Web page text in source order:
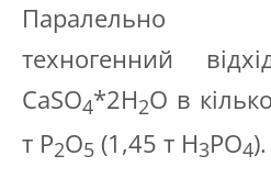
Паралельно
техногенний
CaSO4*2H2O в
т P2O5 (1,45 т H3PO4).